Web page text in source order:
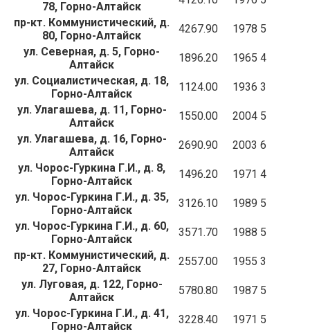
78, Горно-Алтайск
пр-кт. Коммунистический, д.
80, Горно-Алтайск
4267.90 1978 5
ул. Северная, д. 5, Горно-
Алтайск
1896.20 1965 4
ул. Социалистическая, д. 18,
Горно-Алтайск
1124.00 1936 3
ул. Улагашева, д. 11, Горно-
Алтайск
1550.00 2004 5
ул. Улагашева, д. 16, Горно-
Алтайск
2690.90 2003 6
ул. Чорос-Гуркина Г.И., д. 8,
Горно-Алтайск
1496.20 1971 4
ул. Чорос-Гуркина Г.И., д. 35,
Горно-Алтайск
3126.10 1989 5
ул. Чорос-Гуркина Г.И., д. 60,
Горно-Алтайск
3571.70 1988 5
пр-кт. Коммунистический, д.
27, Горно-Алтайск
2557.00 1955 3
ул. Луговая, д. 122, Горно-
Алтайск
5780.80 1987 5
ул. Чорос-Гуркина Г.И., д. 41,
Горно-Алтайск
3228.40 1971 5